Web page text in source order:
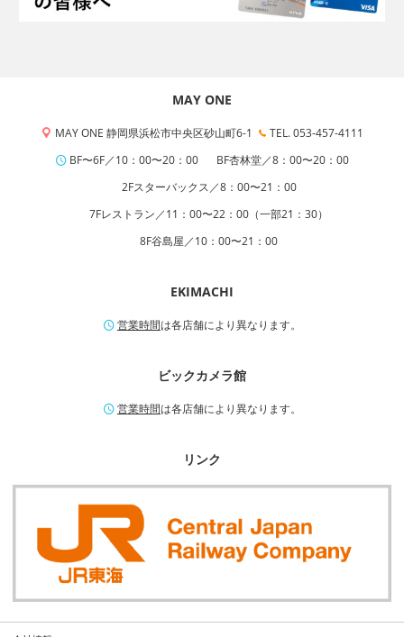
MAY ONE
MAY ONE 静岡県浜松市中央区砂山町6-1
TEL. 053-457-4111
BF〜6F／10：00〜20：00
BF杏林堂／8：00〜20：00
2Fスターバックス／8：00〜21：00
7Fレストラン／11：00〜22：00（一部21：30）
8F谷島屋／10：00〜21：00
EKIMACHI
営業時間は各店舗により異なります。
ビックカメラ館
営業時間は各店舗により異なります。
リンク